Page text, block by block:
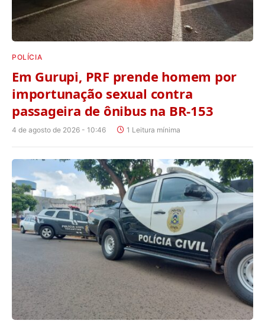
POLÍCIA
Em Gurupi, PRF prende homem por
importunação sexual contra
passageira de ônibus na BR-153
4 de agosto de 2026 - 10:46 1 Leitura mínima